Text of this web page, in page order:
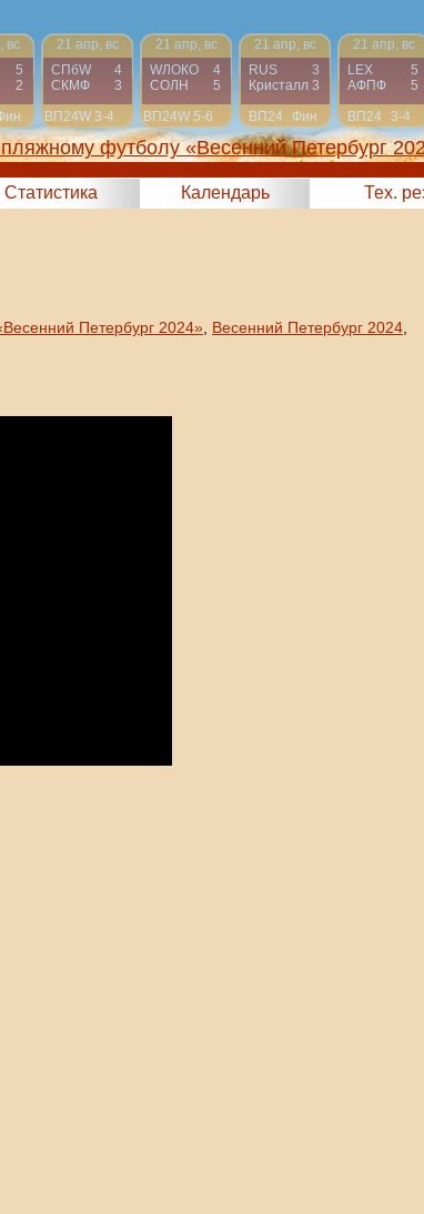
вс
5
2
21 апр, вс
СПбW
4
СКМФ
3
ВП24W 3-4
21 апр, вс
WЛОКО
4
СОЛН
5
ВП24W 5-6
21 апр, вс
RUS
3
Кристалл 3
ВП24
Фин
21 апр, вс
LEX
5
АФПФ
5
ВП24
3-4
футболу «Весенний Петербург
Статистика Календарь Тех.
Петербург 2024» Весенний Петербург 2024